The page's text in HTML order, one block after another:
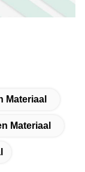
Materiaal
Materiaal